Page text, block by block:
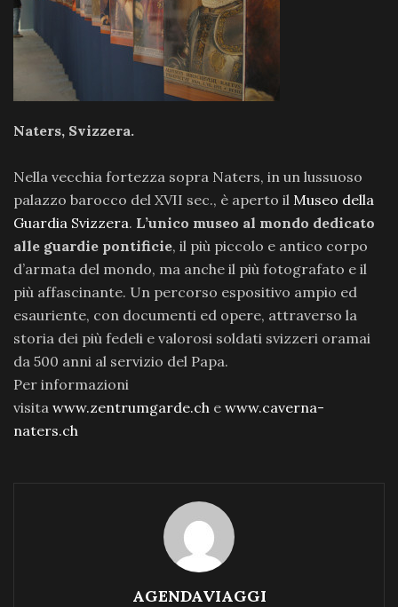
Naters, Svizzera.
Nella vecchia fortezza sopra Naters, in un lussuoso
palazzo barocco del XVII sec., è aperto il Museo della
Guardia Svizzera. L’unico museo al mondo dedicato
alle guardie pontificie, il più piccolo e antico corpo
d’armata del mondo, ma anche il più fotografato e il
più affascinante. Un percorso espositivo ampio ed
esauriente, con documenti ed opere, attraverso la
storia dei più fedeli e valorosi soldati svizzeri oramai
da 500 anni al servizio del Papa.
Per informazioni
visita www.zentrumgarde.ch e www.caverna-
naters.ch
AGENDAVIAGGI